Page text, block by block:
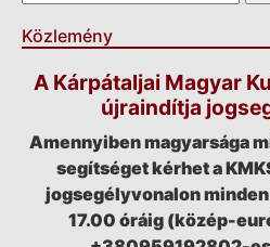
Közlemény
A Kárpátaljai Magyar
újraindítja
Amennyiben magyarsága
segítséget kérhet a
jogsegélyvonalon
17.00 óráig (közép-